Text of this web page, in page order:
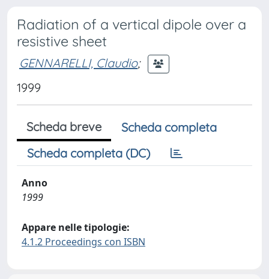
Radiation of a vertical dipole over a
resistive sheet
GENNARELLI, Claudio;
1999
Scheda breve
Scheda completa
Scheda completa (DC)
Anno
1999
Appare nelle tipologie:
4.1.2 Proceedings con ISBN